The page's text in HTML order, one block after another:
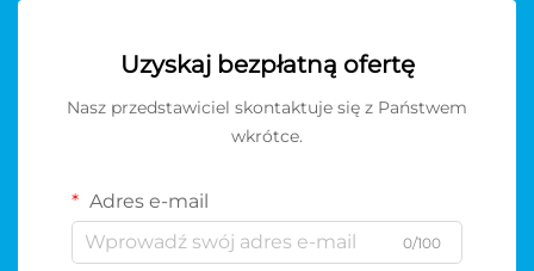
Uzyskaj bezpłatną ofertę
Nasz przedstawiciel skontaktuje się z Państwem
wkrótce.
Adres e-mail
0/100